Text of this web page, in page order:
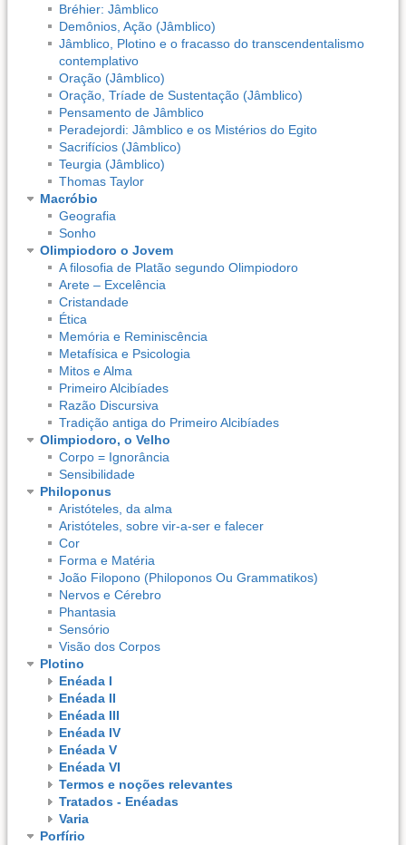
Bréhier: Jâmblico
Demônios, Ação (Jâmblico)
Jâmblico, Plotino e o fracasso do transcendentalismo
contemplativo
Oração (Jâmblico)
Oração, Tríade de Sustentação (Jâmblico)
Pensamento de Jâmblico
Peradejordi: Jâmblico e os Mistérios do Egito
Sacrifícios (Jâmblico)
Teurgia (Jâmblico)
Thomas Taylor
Macróbio
Geografia
Sonho
Olimpiodoro o Jovem
A filosofia de Platão segundo Olimpiodoro
Arete – Excelência
Cristandade
Ética
Memória e Reminiscência
Metafísica e Psicologia
Mitos e Alma
Primeiro Alcibíades
Razão Discursiva
Tradição antiga do Primeiro Alcibíades
Olimpiodoro, o Velho
Corpo = Ignorância
Sensibilidade
Philoponus
Aristóteles, da alma
Aristóteles, sobre vir-a-ser e falecer
Cor
Forma e Matéria
João Filopono (Philoponos Ou Grammatikos)
Nervos e Cérebro
Phantasia
Sensório
Visão dos Corpos
Plotino
Enéada I
Enéada II
Enéada III
Enéada IV
Enéada V
Enéada VI
Termos e noções relevantes
Tratados - Enéadas
Varia
Porfírio